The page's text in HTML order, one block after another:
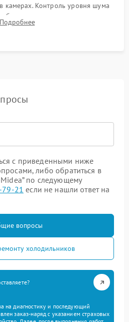
камерах. Контроль уровня шума
обмерзания стенок и корректного
автоматической оттайки.
Подробнее
с приведенными ниже
либо обратиться в
по следующему
79-21 если не нашли ответ на
вопросы
холодильников
на диагностику и последующий
заказ-наряд с указанием страховых